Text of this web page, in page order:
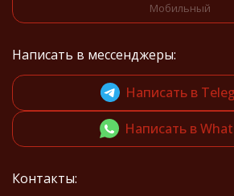
Мобильный
Написать в мессенджеры:
Написать в
Написать в
Контакты: